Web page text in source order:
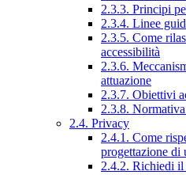
2.3.3. Principi
2.3.4. Linee
2.3.5. Come
accessibilità
2.3.6.
attuazione
2.3.7. Obiettivi
2.3.8.
2.4. Privacy
2.4.1. Come
progettazione di
2.4.2. Richiedi il